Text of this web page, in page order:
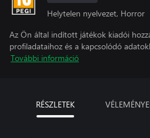
Helytelen nyelvezet, Horror
Az Ön által indított játékok kiadói
profiladataihoz és a kapcsolódó
További információ
RÉSZLETEK